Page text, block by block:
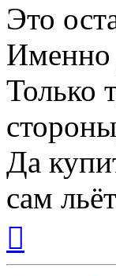
Это
Именно
Только
Да
сам
началу